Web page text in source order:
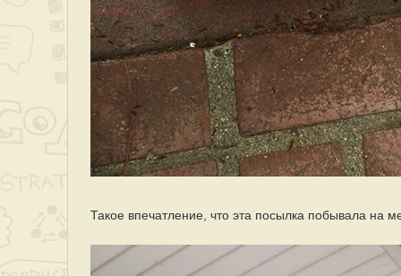
Такое впечатление, что эта посылка побывала на